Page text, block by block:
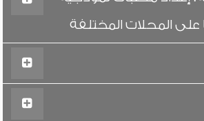
المحلات المختلفة